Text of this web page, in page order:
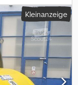
4x4, Anzahl der
Sonstige, Baujahr:
Fahrerhaus ,
Standard-
Fotos Crsdpfsv
Frisch Radlader
kg Vorderachse *
mit Hydraulik *
Kleinanzeige